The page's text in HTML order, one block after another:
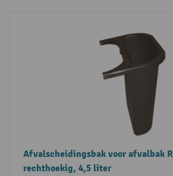
Afvalscheidingsbak voor afvalbak
rechthoekig, 4,5 liter